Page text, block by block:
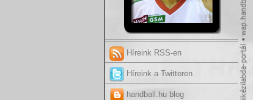
Híreink RSS-en
Híreink a Twitteren
handball.hu blog